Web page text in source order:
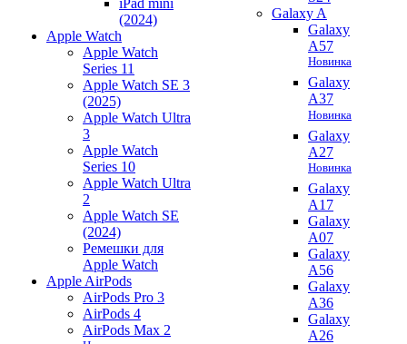
(2024)
Apple Watch
Apple Watch
Series 11
Apple Watch SE 3
(2025)
Apple Watch Ultra
3
Apple Watch
Series 10
Apple Watch Ultra
2
Apple Watch SE
(2024)
Ремешки для
Apple Watch
Apple AirPods
AirPods Pro 3
AirPods 4
AirPods Max 2
Galaxy A
Galaxy
A57
Новинка
Galaxy
A37
Новинка
Galaxy
A27
Новинка
Galaxy
A17
Galaxy
A07
Galaxy
A56
Galaxy
A36
Galaxy
A26